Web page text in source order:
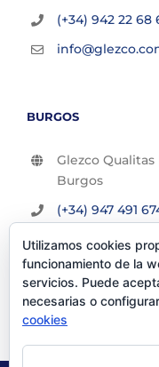
(+34) 942 22 68
BURGOS
Glezco Qualitas
Burgos
(+34) 947 491
Utilizamos cookies
funcionamiento de la
servicios. Puede
necesarias o
cookies